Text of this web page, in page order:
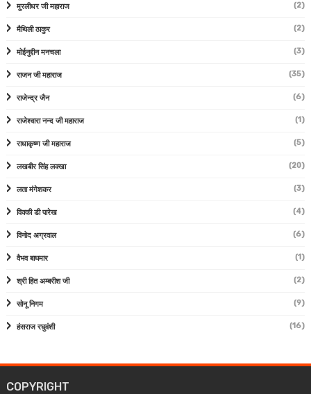
मुरलीधर जी महाराज (2)
मैथिली ठाकुर (2)
मोईनुद्दीन मनचला (3)
राजन जी महाराज (35)
राजेन्द्र जैन (6)
राजेश्वारा नन्द जी महाराज (1)
राधाकृष्ण जी महाराज (5)
लखबीर सिंह लक्खा (20)
लता मंगेशकर (3)
विक्की डी पारेख (4)
विनोद अग्रवाल (6)
वैभव बाघमार (1)
श्री हित अम्बरीश जी (2)
सोनू निगम (9)
हंसराज रघुवंशी (16)
COPYRIGHT